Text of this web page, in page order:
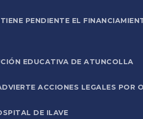
PENDIENTE EL
EDUCATIVA DE ATUNCOLLA
ACCIONES LEGALES POR
DE ILAVE